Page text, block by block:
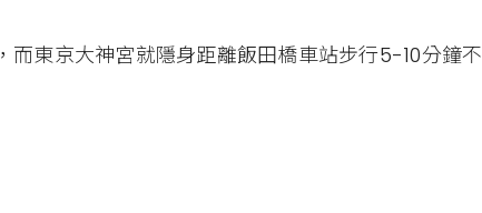
東京大神宮就隱身距離飯田橋車站步行5-10分鐘不